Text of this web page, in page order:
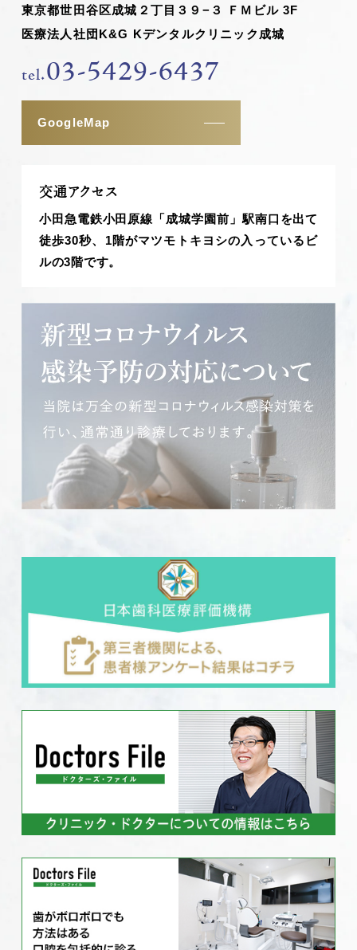
東京都世田谷区成城２丁目３９−３ ＦＭビル 3F
医療法人社団K&G Kデンタルクリニック成城
tel.03-5429-6437
GoogleMap
交通アクセス
小田急電鉄小田原線「成城学園前」駅南口を出て
徒歩30秒、1階がマツモトキヨシの入っているビ
ルの3階です。